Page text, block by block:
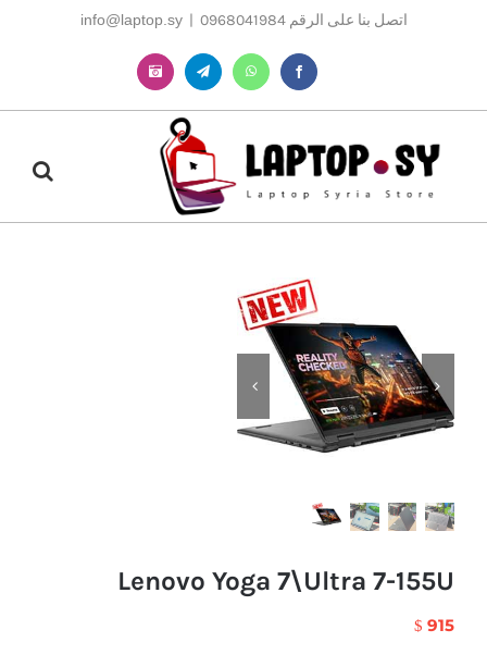
اتصل بنا على الرقم 0968041984 |
info@laptop.sy
Facebook
WhatsApp
Telegram
Instagram
Lenovo Yoga 7\Ultra 7-155U
$ 915